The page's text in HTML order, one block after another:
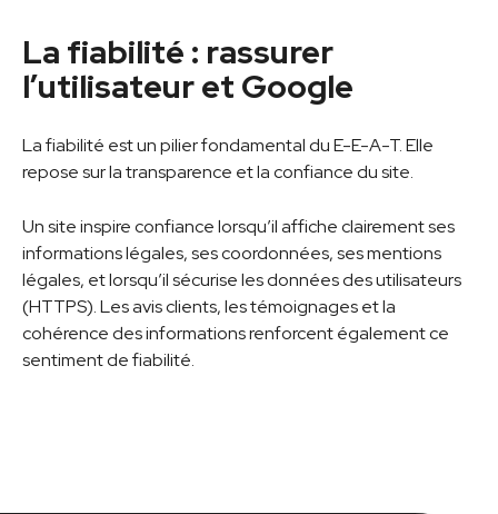
La fiabilité : rassurer
l’utilisateur et Google
La fiabilité est un pilier fondamental du E-E-A-T. Elle
repose sur la transparence et la confiance du site.
Un site inspire confiance lorsqu’il affiche clairement ses
informations légales, ses coordonnées, ses mentions
légales, et lorsqu’il sécurise les données des utilisateurs
(HTTPS). Les avis clients, les témoignages et la
cohérence des informations renforcent également ce
sentiment de fiabilité.